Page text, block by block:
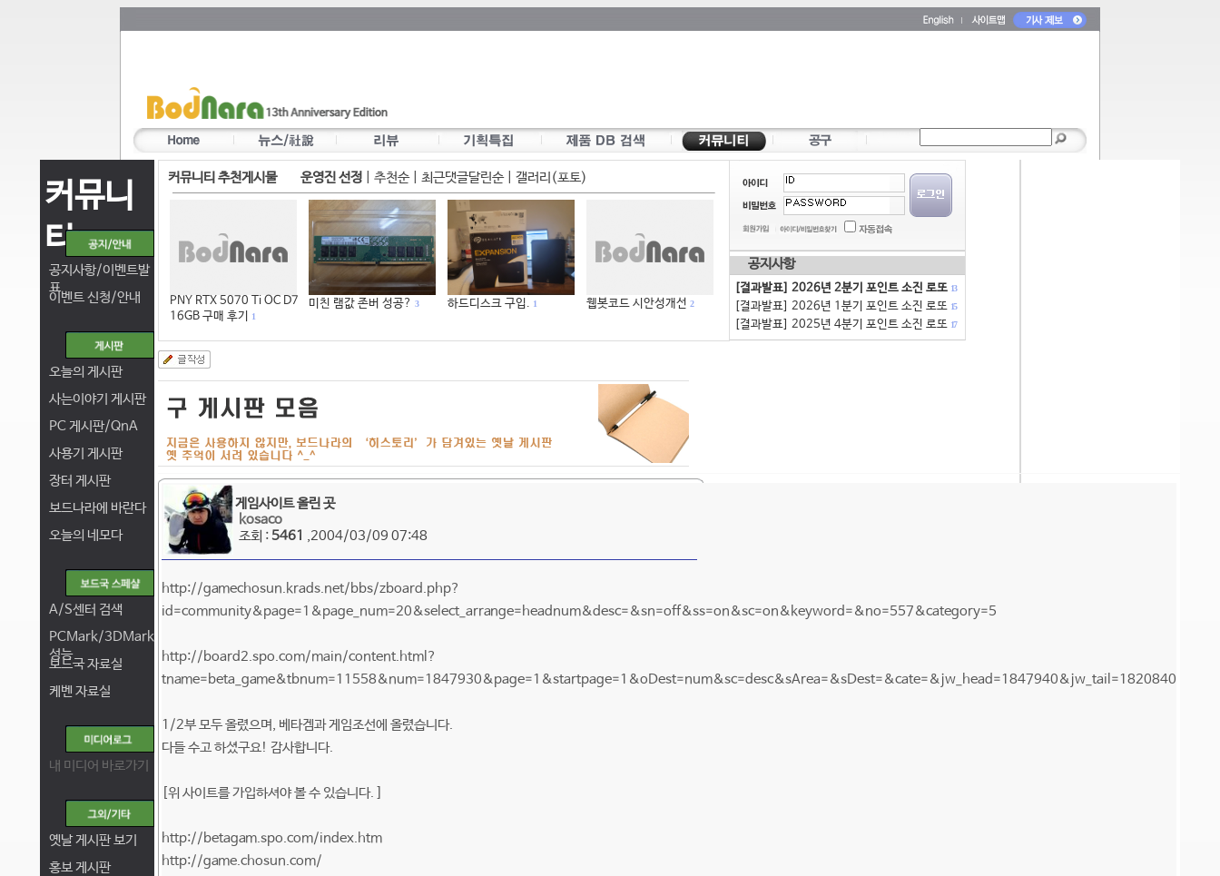
커뮤니
티
공지사항/이벤트발
표
이벤트 신청/안내
오늘의 게시판
사는이야기 게시판
PC 게시판/QnA
사용기 게시판
장터 게시판
보드나라에 바란다
오늘의 네모다
A/S센터 검색
PCMark/3DMark
성능
보드국 자료실
케벤 자료실
내 미디어 바로가기
옛날 게시판 보기
홍보 게시판
커뮤니티 추천게시물 운영진 선정 추천순| 최근댓글달린순| 갤러리(포토)
PNY RTX 5070 Ti OC D7
16GB 구매 후기
1
미친 램값 존버 성공? 3 하드디스크 구입. 1 웹봇코드 시안성개선 2
공지사항
[결과발표] 2026년 2분기 포인트 소진 로또 13
[결과발표] 2026년 1분기 포인트 소진 로또 15
[결과발표] 2025년 4분기 포인트 소진 로또 17
게임사이트 올린 곳
kosaco
조회 :5461 ,2004/03/09 07:48
http://gamechosun.krads.net/bbs/zboard.php?
id=community&page=1&page_num=20&select_arrange=headnum&desc=&sn=off&ss=on&sc=on&keyword=&no=557&category=5
http://board2.spo.com/main/content.html?
tname=beta_game&tbnum=11558&num=1847930&page=1&startpage=1&oDest=num&sc=desc&sArea=&sDest=&cate=&jw_head=1847940&jw_tail=1820840
1/2부 모두 올렸으며, 베타겜과 게임조선에 올렸습니다.
다들 수고 하셨구요! 감사합니다.
[위 사이트를 가입하셔야 볼 수 있습니다. ]
http://betagam.spo.com/index.htm
http://game.chosun.com/